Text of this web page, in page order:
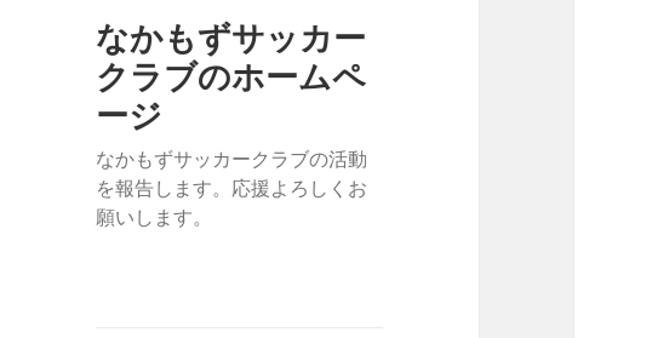
なかもずサッカー
クラブのホームペ
ージ
なかもずサッカークラブの活動
を報告します。応援よろしくお
願いします。